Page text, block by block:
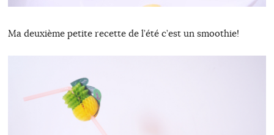
Ma deuxième petite recette de l’été c’est un smoothie!